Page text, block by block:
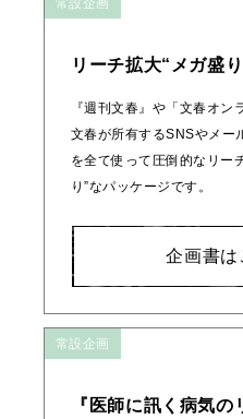
リーチ拡大“メガ盛
『週刊文春』や「文春オン
文春が所有するSNSやメー
を全て使って圧倒的なリー
り”なパッケージです。
企画書は
常設企画
『医師に訊く病気の